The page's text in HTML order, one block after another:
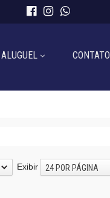
ALUGUEL CONTATO
Exibir 24 POR PÁGINA